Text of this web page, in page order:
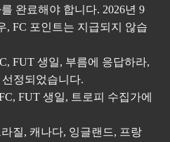
완료해야 합니다. 2026년 9
, FC 포인트는 지급되지 않습
FUT 생일, 부름에 응답하라,
정되었습니다.
FUT 생일, 트로피 수집가에
질, 캐나다, 잉글랜드, 프랑